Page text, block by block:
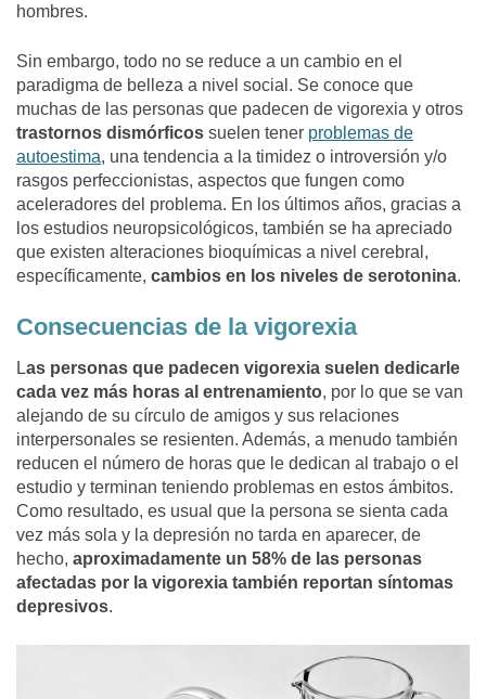
hombres.
Sin embargo, todo no se reduce a un cambio en el
paradigma de belleza a nivel social. Se conoce que
muchas de las personas que padecen de vigorexia y otros
trastornos dismórficos suelen tener problemas de
autoestima, una tendencia a la timidez o introversión y/o
rasgos perfeccionistas, aspectos que fungen como
aceleradores del problema. En los últimos años, gracias a
los estudios neuropsicológicos, también se ha apreciado
que existen alteraciones bioquímicas a nivel cerebral,
específicamente, cambios en los niveles de serotonina.
Consecuencias de la vigorexia
Las personas que padecen vigorexia suelen dedicarle
cada vez más horas al entrenamiento, por lo que se van
alejando de su círculo de amigos y sus relaciones
interpersonales se resienten. Además, a menudo también
reducen el número de horas que le dedican al trabajo o el
estudio y terminan teniendo problemas en estos ámbitos.
Como resultado, es usual que la persona se sienta cada
vez más sola y la depresión no tarda en aparecer, de
hecho, aproximadamente un 58% de las personas
afectadas por la vigorexia también reportan síntomas
depresivos.